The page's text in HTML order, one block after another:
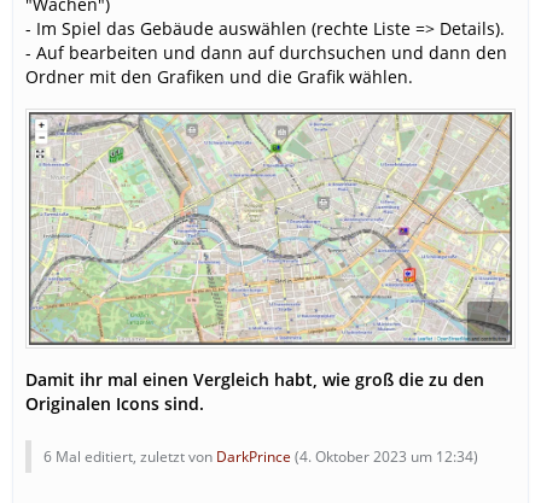
- Im Spiel das Gebäude auswählen (rechte Liste => Details).
- Auf bearbeiten und dann auf durchsuchen und dann den
Ordner mit den Grafiken und die Grafik wählen.
Damit ihr mal einen Vergleich habt, wie groß die zu den
Originalen Icons sind.
6 Mal editiert, zuletzt von DarkPrince (4. Oktober 2023 um 12:34)